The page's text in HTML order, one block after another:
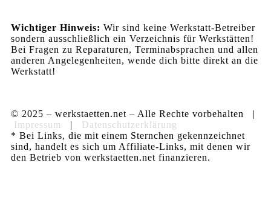
Wichtiger Hinweis: Wir sind keine Werkstatt-Betreiber
sondern ausschließlich ein Verzeichnis für Werkstätten!
Bei Fragen zu Reparaturen, Terminabsprachen und allen
anderen Angelegenheiten, wende dich bitte direkt an die
Werkstatt!
© 2025 – werkstaetten.net – Alle Rechte vorbehalten |
Impressum
| Datenschutzerklärung
* Bei Links, die mit einem Sternchen gekennzeichnet
sind, handelt es sich um Affiliate-Links, mit denen wir
den Betrieb von werkstaetten.net finanzieren.